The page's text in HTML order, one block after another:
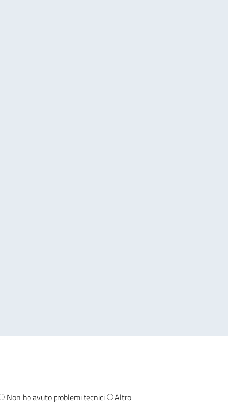
Non ho avuto problemi tecnici
Altro